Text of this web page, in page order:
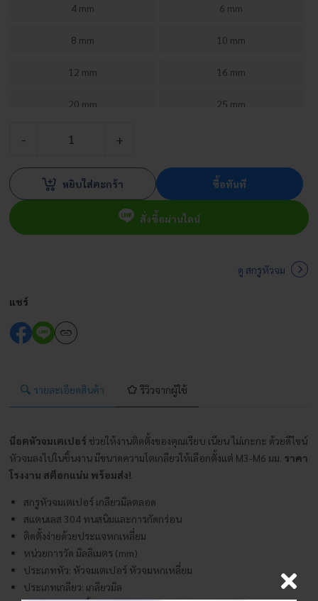
4 mm 6 mm
8 mm 10 mm
12 mm 16 mm
20 mm 25 mm
30 mm
40 mm 45 mm
50 mm 60 mm
จำนวน
สก
รู
หัว
จม
หก
ลี
มิล
(Hex
Socket
Screw)
วัสดุ:
ส
แตน
เลส
หยิบใส่ตะกร้า ซื้อทันที
สั่งซื้อผ่านไลน์
ดู สกรูหัวจม
แชร์
รายละเอียดสินค้า รีวิวจากผู้ใช้
น็อตหัวจมเตเปอร์ ช่วยให้งานติดตั้งของคุณเรียบ เนียน ไม่เกะกะ ด้วยดีไซน์
หัวจมลงไปในชิ้นงาน มีขนาดความโตเกลียวให้เลือกตั้งแต่ M3-M6 มม. ราคา
โรงงาน สต็อกแน่น พร้อมส่ง!
สกรูหัวจมเตเปอร์ เกลียวมิลตลอด
สแตนเลส 304 ทนสนิมและการกัดกร่อน
ติดตั้งง่ายด้วยประแจหกเหลี่ยม
หน่วยการวัด มิลลิเมตร (mm)
ประเภทหัว: หัวจมเตเปอร์ หัวจมหกเหลี่ยม
ประเภทเกลียว: เกลียวมิล